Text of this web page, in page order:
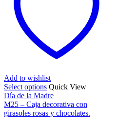
Add to wishlist
Select options Quick View
Día de la Madre
M25 – Caja decorativa con
girasoles rosas y chocolates.